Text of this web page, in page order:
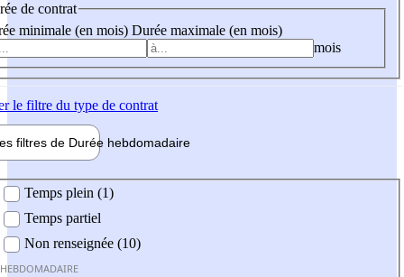
de contrat
minimale (en mois) Durée maximale (en mois)
mois
le filtre du type de contrat
filtres de Durée hebdomadaire
Temps plein (1)
Temps partiel
Non renseignée (10)